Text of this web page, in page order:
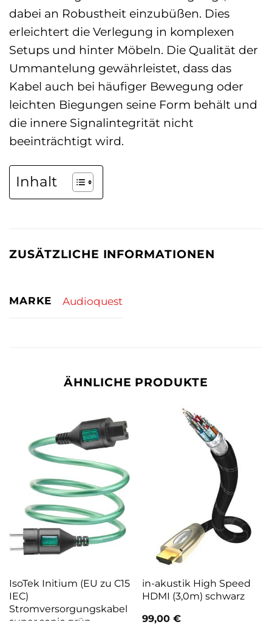
dabei an Robustheit einzubüßen. Dies
erleichtert die Verlegung in komplexen
Setups und hinter Möbeln. Die Qualität der
Ummantelung gewährleistet, dass das
Kabel auch bei häufiger Bewegung oder
leichten Biegungen seine Form behält und
die innere Signalintegrität nicht
beeinträchtigt wird.
Inhalt
ZUSÄTZLICHE INFORMATIONEN
MARKE Audioquest
ÄHNLICHE PRODUKTE
IsoTek Initium (EU zu C15
IEC)
Stromversorgungskabel
super sonic grün
in-akustik High Speed
HDMI (3,0m) schwarz
99,00 €